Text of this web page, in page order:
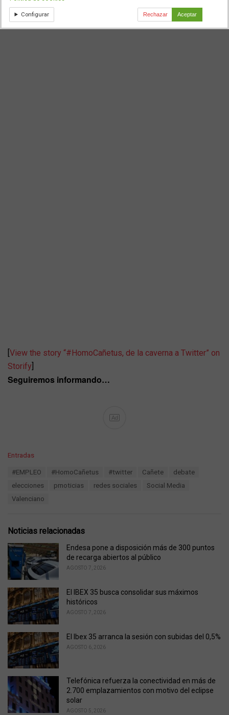
View the story “#HomoCañetus, de la caverna a Twitter” on
Storify
Seguiremos informando…
Ad
C
e
:
Entradas
#EMPLEO #HomoCañetus #twitter Cañete
debate
elecciones
prnoticias redes sociales
Social Media
Valenciano
Noticias relacionadas
Endesa pone a disposición más de 300 puntos
de recarga abiertos al público
AGOSTO 7, 2026
El IBEX 35 busca consolidar sus máximos
históricos
AGOSTO 7, 2026
El Ibex 35 arranca la sesión con subidas del 0,5%
AGOSTO 6, 2026
Telefónica refuerza la conectividad en más de
2.700 emplazamientos con motivo del eclipse
solar
AGOSTO 5, 2026
Configurar Rechazar Aceptar